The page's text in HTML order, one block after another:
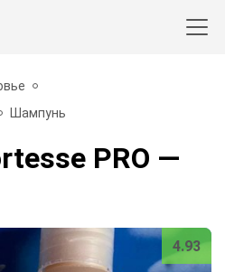
Шампунь
PRO —
4.93